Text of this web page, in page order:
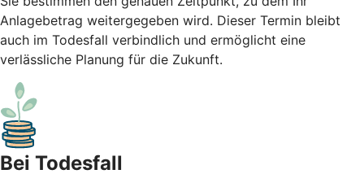
Anlagebetrag weitergegeben wird. Dieser Termin bleibt
auch im Todesfall verbindlich und ermöglicht eine
verlässliche Planung für die Zukunft.
Bei Todesfall